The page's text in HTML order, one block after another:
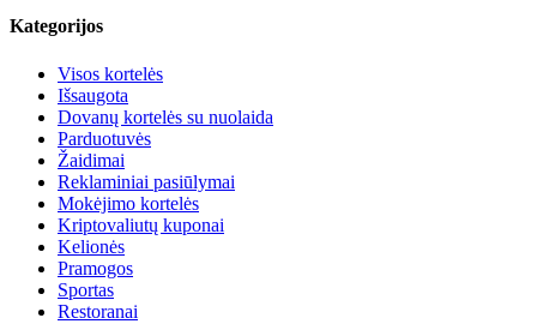
Kategorijos
Visos kortelės
Išsaugota
Dovanų kortelės su nuolaida
Parduotuvės
Žaidimai
Reklaminiai pasiūlymai
Mokėjimo kortelės
Kriptovaliutų kuponai
Kelionės
Pramogos
Sportas
Restoranai